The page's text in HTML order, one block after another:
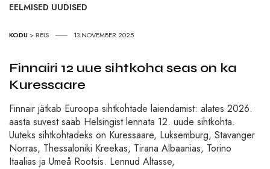
EELMISED UUDISED
KODU >REIS 13.NOVEMBER 2025
Finnairi 12 uue sihtkoha seas on ka
Kuressaare
Finnair jätkab Euroopa sihtkohtade laiendamist: alates 2026.
aasta suvest saab Helsingist lennata 12. uude sihtkohta.
Uuteks sihtkohtadeks on Kuressaare, Luksemburg, Stavanger
Norras, Thessaloniki Kreekas, Tirana Albaanias, Torino
Itaalias ja Umeå Rootsis. Lennud Altasse,